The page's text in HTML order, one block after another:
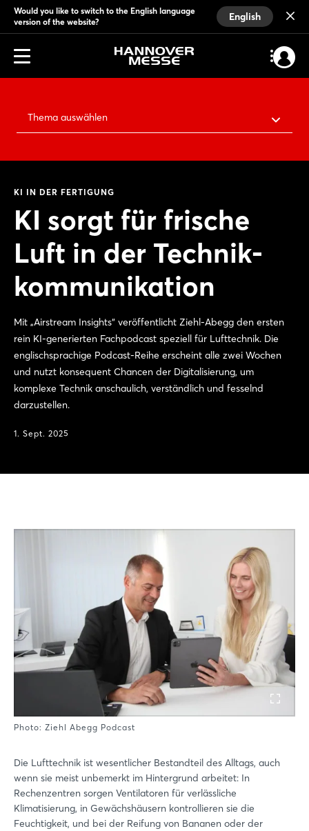
Would you like to switch to the English language
version of the website?
English
Thema auswählen
KI IN DER FERTIGUNG
KI sorgt für frische
Luft in der Technik­
kommunikation
Mit „Airstream Insights“ veröffentlicht Ziehl-Abegg den ersten
rein KI-generierten Fachpodcast speziell für Lufttechnik. Die
englischsprachige Podcast-Reihe erscheint alle zwei Wochen
und nutzt konsequent Chancen der Digitalisierung, um
komplexe Technik anschaulich, verständlich und fesselnd
darzustellen.
1. Sept. 2025
Photo: Ziehl Abegg Podcast
Die Lufttechnik ist wesentlicher Bestandteil des Alltags, auch
wenn sie meist unbemerkt im Hintergrund arbeitet: In
Rechenzentren sorgen Ventilatoren für verlässliche
Klimatisierung, in Gewächshäusern kontrollieren sie die
Feuchtigkeit, und bei der Reifung von Bananen oder der